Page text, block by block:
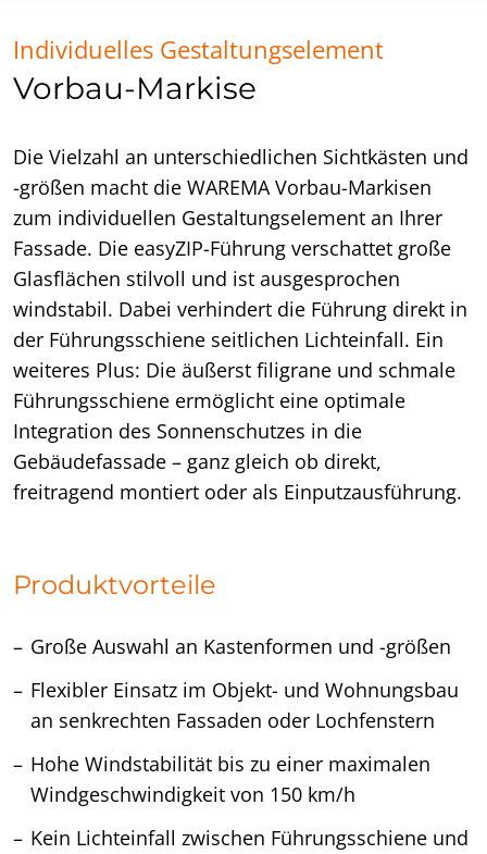
Individuelles Gestaltungselement
Vorbau-Markise
Die Vielzahl an unterschiedlichen Sichtkästen und
-größen macht die WAREMA Vorbau-Markisen
zum individuellen Gestaltungselement an Ihrer
Fassade. Die easyZIP-Führung verschattet große
Glasflächen stilvoll und ist ausgesprochen
windstabil. Dabei verhindert die Führung direkt in
der Führungsschiene seitlichen Lichteinfall. Ein
weiteres Plus: Die äußerst filigrane und schmale
Führungsschiene ermöglicht eine optimale
Integration des Sonnenschutzes in die
Gebäudefassade – ganz gleich ob direkt,
freitragend montiert oder als Einputzausführung.
Produktvorteile
Große Auswahl an Kastenformen und -größen
Flexibler Einsatz im Objekt- und Wohnungsbau
an senkrechten Fassaden oder Lochfenstern
Hohe Windstabilität bis zu einer maximalen
Windgeschwindigkeit von 150 km/h
Kein Lichteinfall zwischen Führungsschiene und